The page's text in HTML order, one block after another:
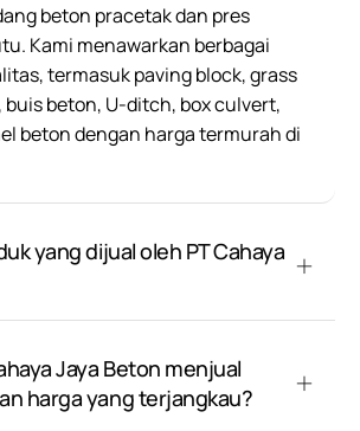
beton pracetak dan pres
Kami menawarkan berbagai
termasuk paving block, grass
buis beton, U-ditch, box culvert,
beton dengan harga termurah di
yang dijual oleh PT Cahaya
Jaya Beton menjual
harga yang terjangkau?